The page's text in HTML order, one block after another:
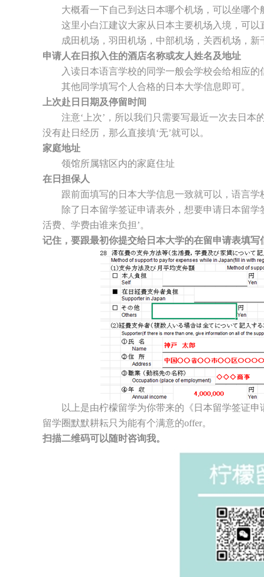
大概看一下自己到达日本哪个机场，可以坐哪个
这里小白江建议大家从日本主要机场入境，可以
成田机场，羽田机场，中部机场，关西机场，新
申请人在日拟入住的酒店名称或友人姓名及地址
入读日本语言学校的同学一般会学校会给相应的
其他同学填写个人合格的日本大学信息即可。
上次赴日日期及停留时间
注意‘上次’，所以我们只需要写最近一次去日本
没有赴日经历，那么直接填‘无’就可以。
家庭地址
领馆所属辖区内的家庭住址
在日担保人
跟前面填写的日本大学信息一致就可以，语言学
除了日本留学签证申请表外，想要申请日本留学
活费、学费由谁来负担’。
记住，要跟最初你提交给日本大学的在留申请表填写
以上是由柠檬留学为你带来的《日本留学签证申
留学圈默默耕耘只为能有个满意的offer。
扫描二维码可以随时咨询我。